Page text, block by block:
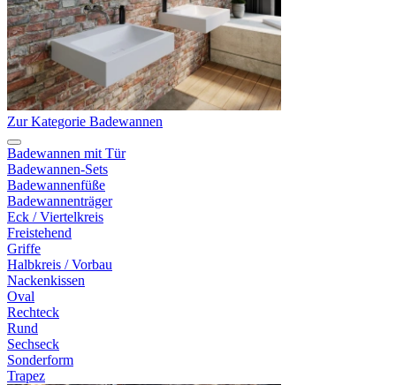
Zur Kategorie Badewannen
Badewannen mit Tür
Badewannen-Sets
Badewannenfüße
Badewannenträger
Eck / Viertelkreis
Freistehend
Griffe
Halbkreis / Vorbau
Nackenkissen
Oval
Rechteck
Rund
Sechseck
Sonderform
Trapez